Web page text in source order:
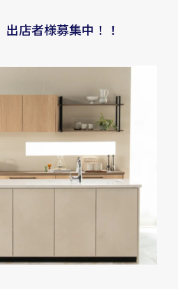
店者様募集中！！